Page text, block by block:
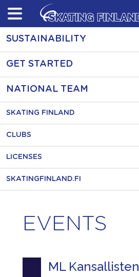
Skip
content
SUSTAINABILITY
GET STARTED
NATIONAL TEAM
SKATING FINLAND
CLUBS
LICENSES
SKATINGFINLAND.FI
EVENTS
ML Kansallisten